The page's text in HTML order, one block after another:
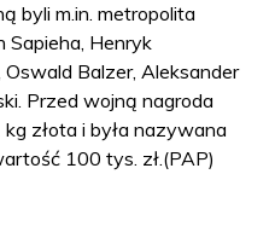
byli m.in. metropolita
Sapieha, Henryk
Balzer, Aleksander
Przed wojną nagroda
złota i była nazywana
100 tys. zł.(PAP)